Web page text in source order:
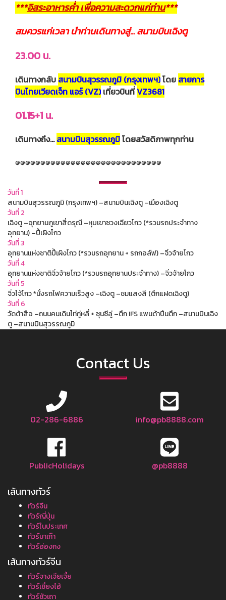
***อิสระอาหารค่ำ เพื่อความสะดวกแก่ท่าน***
สมควรแก่เวลา นำท่านเดินทางสู่... สนามบินเฉิงตู
23.00 น.
เดินทางกลับ สนามบินสุวรรณภูมิ (กรุงเทพฯ)โดย สายการ
บินไทยเวียดเจ็ท แอร์ (VZ) เที่ยวบินที่VZ3681
01.15+1 น.
เดินทางถึง…สนามบินสุวรรณภูมิโดยสวัสดิภาพทุกท่าน
@@@@@@@@@@@@@@@@@@@@@@@@@@@@@
วันที่ 1
สนามบินสุวรรณภูมิ (กรุงเทพฯ) –สนามบินเฉิงตู –เมืองเฉิงตู
วันที่ 2
เฉิงตู –อุทยานภูเขาสี่ดรุณี –หุบเขาซวงเฉียวโกว (*รวมรถประจำทาง
อุทยาน) –ปี้เผิงโกว
วันที่ 3
อุทยานแห่งชาติปี้เผิงโกว (*รวมรถอุทยาน + รถกอล์ฟ) –จิ่วจ้ายโกว
วันที่ 4
อุทยานแห่งชาติจิ่วจ้ายโกว (*รวมรถอุทยานประจำทาง) –จิ่วจ้ายโกว
วันที่ 5
จิ่วไจ้โกว *นั่งรถไฟความเร็วสูง –เฉิงตู –ชมแสงสี (ตึกแฝดเฉิงตู)
วันที่ 6
วัดต้าสือ –ถนนคนเดินไท่กู่หลี่ + ซุนซีลู่ –ตึก IFS แพนด้าปีนตึก –สนามบินเฉิง
ตู –สนามบินสุวรรณภูมิ
Contact Us
02-286-6886 info@pb8888.com
PublicHolidays @pb8888
เส้นทางทัวร์
ทัวร์จีน
ทัวร์ญี่ปุ่น
ทัวร์ในประเทศ
ทัวร์มาเก๊า
ทัวร์ฮ่องกง
เส้นทางทัวร์จีน
ทัวร์จางเจียเจี้ย
ทัวร์เซี่ยงไฮ้
ทัวร์ซัวเถา